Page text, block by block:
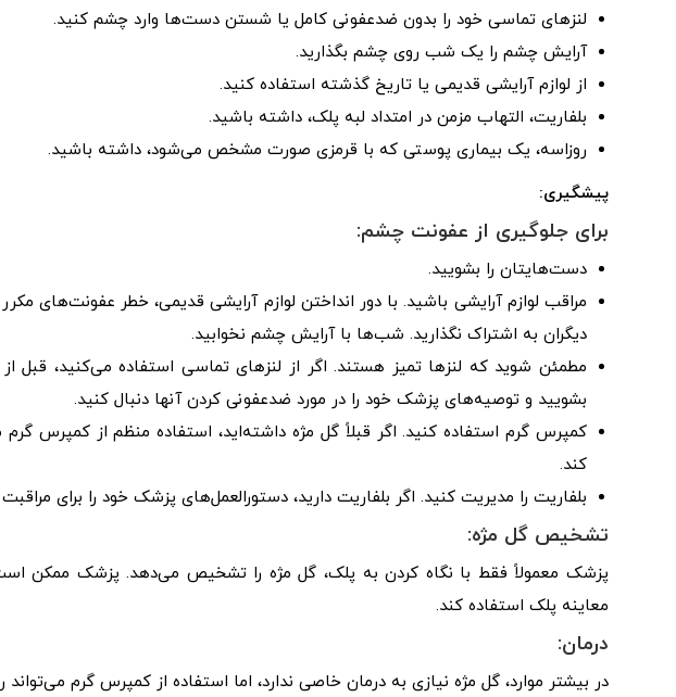
لنزهای تماسی خود را بدون ضدعفونی کامل یا شستن دست‌ها وارد چشم کنید.
آرایش چشم را یک شب روی چشم بگذارید.
از لوازم آرایشی قدیمی یا تاریخ گذشته استفاده کنید.
بلفاریت، التهاب مزمن در امتداد لبه پلک، داشته باشید.
روزاسه، یک بیماری پوستی که با قرمزی صورت مشخص می‌شود، داشته باشید.
پیشگیری:
برای جلوگیری از عفونت چشم:
دست‌هایتان را بشویید.
مراقب لوازم آرایشی باشید. با دور انداختن لوازم آرایشی قدیمی، خطر عفونت‌های
دیگران به اشتراک نگذارید. شب‌ها با آرایش چشم نخوابید.
مطمئن شوید که لنزها تمیز هستند. اگر از لنزهای تماسی استفاده می‌کنید، قبل
بشویید و توصیه‌های پزشک خود را در مورد ضدعفونی کردن آنها دنبال کنید.
کمپرس گرم استفاده کنید. اگر قبلاً گل مژه داشته‌اید، استفاده منظم از کمپرس
کند.
بلفاریت را مدیریت کنید. اگر بلفاریت دارید، دستورالعمل‌های پزشک خود را برای
تشخیص گل مژه:
پزشک معمولاً فقط با نگاه کردن به پلک، گل مژه را تشخیص می‌دهد. پزشک ممکن
معاینه پلک استفاده کند.
درمان:
در بیشتر موارد، گل مژه نیازی به درمان خاصی ندارد، اما استفاده از کمپرس گرم